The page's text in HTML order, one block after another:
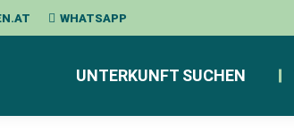
WHATSAPP
UNTERKUNFT SUCHEN